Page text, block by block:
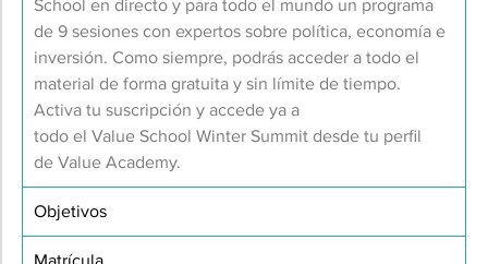
de 9 sesiones con expertos sobre política, economía e
inversión. Como siempre, podrás acceder a todo el
material de forma gratuita y sin límite de tiempo.
Activa tu suscripción y accede ya a
todo el Value School Winter Summit desde tu perfil
de Value Academy.
Objetivos